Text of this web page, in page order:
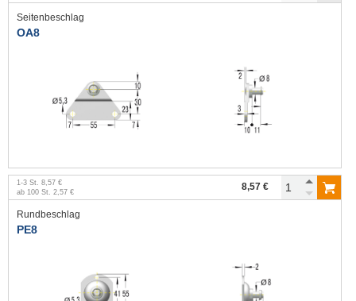
Seitenbeschlag
OA8
1 -3 St. 8,57 €
ab 100 St. 2,57 € 8,57 €
Rundbeschlag
PE8